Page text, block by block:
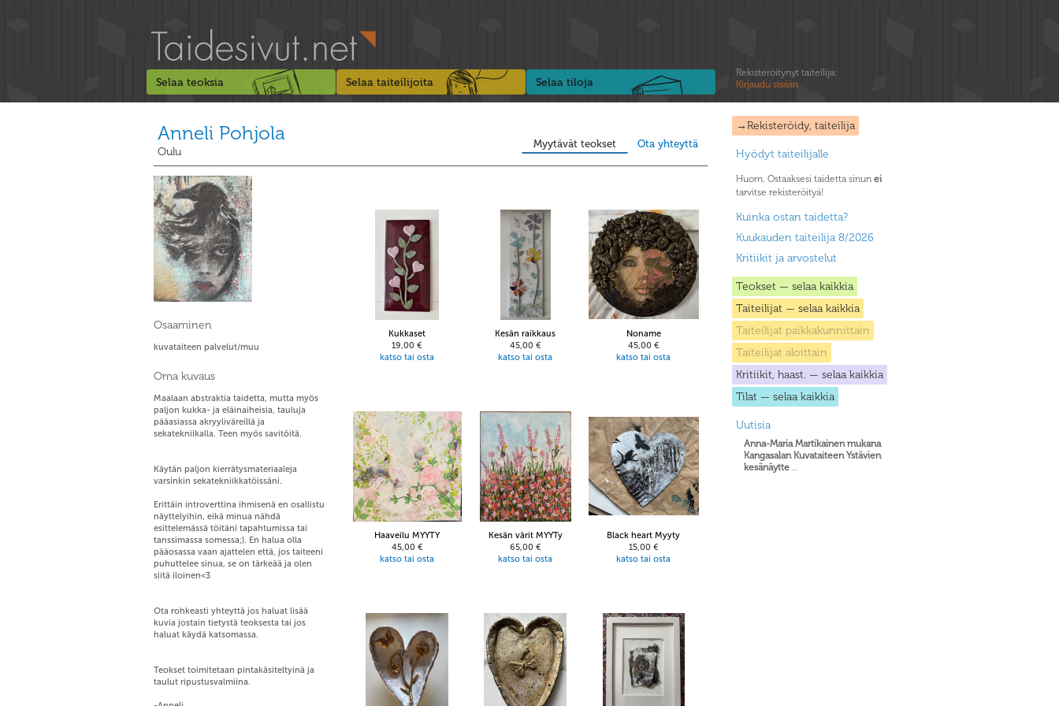
Selaa teoksia Selaa taiteilijoita Selaa tiloja
Rekisteröitynyt taiteilija:
Kirjaudu sisään
→Rekisteröidy, taiteilija
Hyödyt taiteilijalle
Huom. Ostaaksesi taidetta sinun ei
tarvitse rekisteröityä!
Kuinka ostan taidetta?
Kuukauden taiteilija 8/2026
Kritiikit ja arvostelut
Teokset — selaa kaikkia
Taiteilijat — selaa kaikkia
Taiteilijat paikkakunnittain
Taiteilijat aloittain
Kritiikit, haast. — selaa kaikkia
Tilat — selaa kaikkia
Uutisia
Anna-Maria Martikainen mukana
Kangasalan Kuvataiteen Ystävien
kesänäytte...
Anneli Pohjola
Oulu
Myytävät teokset Ota yhteyttä
Osaaminen
kuvataiteen palvelut/muu
Oma kuvaus
Maalaan abstraktia taidetta, mutta myös
paljon kukka- ja eläinaiheisia, tauluja
pääasiassa akryyliväreillä ja
sekatekniikalla. Teen myös savitöitä.
Käytän paljon kierrätysmateriaaleja
varsinkin sekatekniikkatöissäni.
Erittäin introverttina ihmisenä en osallistu
näyttelyihin, eikä minua nähdä
esittelemässä töitäni tapahtumissa tai
tanssimassa somessa;). En halua olla
pääosassa vaan ajattelen että, jos taiteeni
puhuttelee sinua, se on tärkeää ja olen
siitä iloinen<3
Ota rohkeasti yhteyttä jos haluat lisää
kuvia jostain tietystä teoksesta tai jos
haluat käydä katsomassa.
Teokset toimitetaan pintakäsiteltyinä ja
taulut ripustusvalmiina.
Kukkaset
19,00 €
katso tai osta
Kesän raikkaus
45,00 €
katso tai osta
Noname
45,00 €
katso tai osta
Haaveilu MYYTY
45,00 €
katso tai osta
Kesän värit MYYTy
65,00 €
katso tai osta
Black heart Myyty
15,00 €
katso tai osta